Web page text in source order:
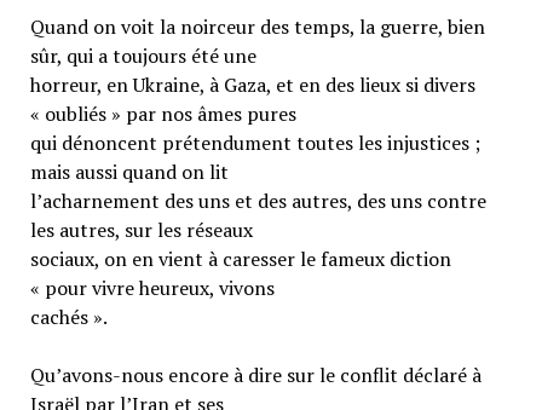
Quand on voit la noirceur des temps, la guerre, bien
sûr, qui a toujours été une
horreur, en Ukraine, à Gaza, et en des lieux si divers
« oubliés » par nos âmes pures
qui dénoncent prétendument toutes les injustices ;
mais aussi quand on lit
l’acharnement des uns et des autres, des uns contre
les autres, sur les réseaux
sociaux, on en vient à caresser le fameux diction
« pour vivre heureux, vivons
cachés ».
Qu’avons-nous encore à dire sur le conflit déclaré à
Israël par l’Iran et ses